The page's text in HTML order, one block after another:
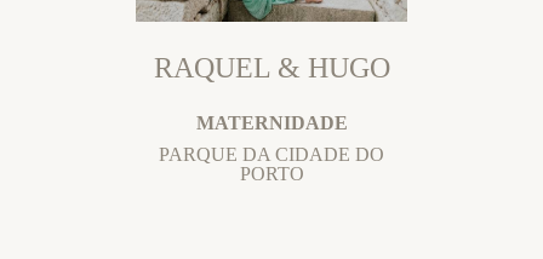
RAQUEL & HUGO
MATERNIDADE
PARQUE DA CIDADE DO
PORTO